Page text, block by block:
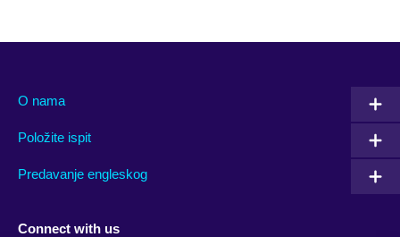
O nama
Položite ispit
Predavanje engleskog
Connect with us